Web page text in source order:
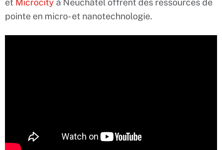
et Microcity à Neuchâtel offrent des ressources de
pointe en micro- et nanotechnologie.